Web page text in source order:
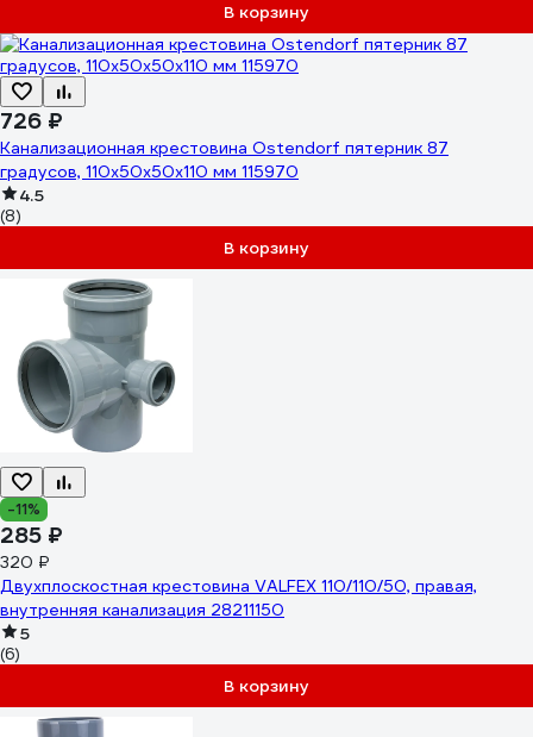
В корзину
726 ₽
Канализационная крестовина Ostendorf пятерник 87
градусов, 110х50х50х110 мм 115970
4.5
(8)
В корзину
-11%
285 ₽
320 ₽
Двухплоскостная крестовина VALFEX 110/110/50, правая,
внутренняя канализация 28211150
5
(6)
В корзину